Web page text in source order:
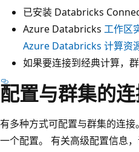
已安装 Databricks
Azure Databricks 工作区
Azure Databricks 计算资
如果要连接到经典计算，
配置与群集的
有多种方式可配置与群集的连
一个配置。 有关高级配置信息